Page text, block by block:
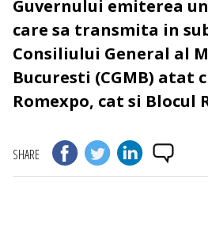
Guvernului emiterea
care sa transmita in
Consiliului General al
Bucuresti (CGMB) atat
Romexpo, cat si Blocul
SHARE